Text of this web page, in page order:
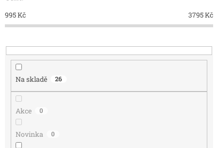
p
r
d
Nejprodávanější
995Kč 3795Kč
Na skladě 26
Akce 0
Novinka 0